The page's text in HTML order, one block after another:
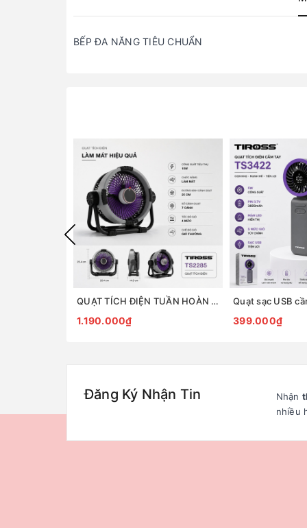
BẾP ĐA NĂNG TIÊU CHUẨN
QUẠT TÍCH ĐIỆN TUẦN HOÀN ĐỂ BÀN TIROSS TS2285
1.190.000₫ 399.000₫
Đăng Ký Nhận Tin Nhận
nhiều